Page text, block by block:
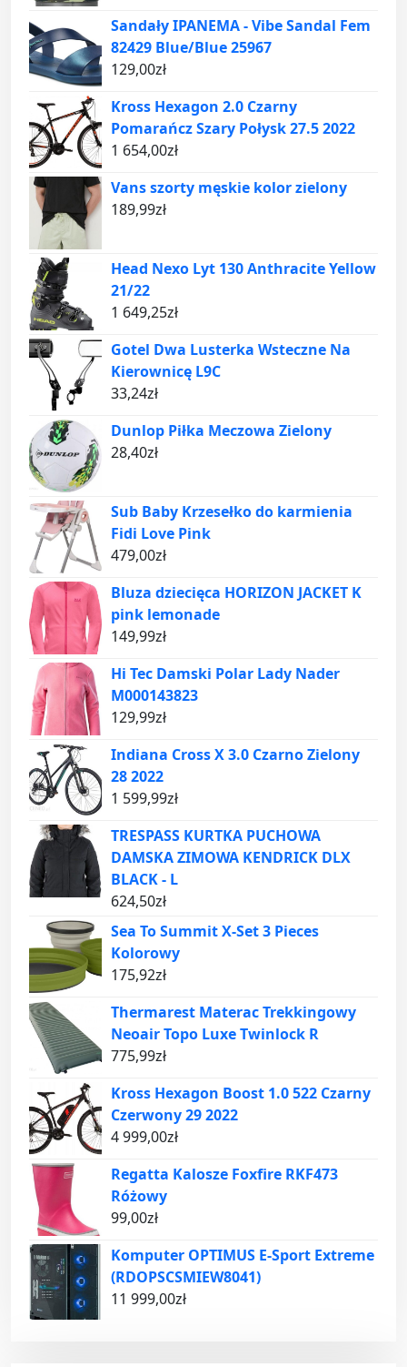
Sandały IPANEMA - Vibe Sandal Fem
82429 Blue/Blue 25967
129,00zł
Kross Hexagon 2.0 Czarny
Pomarańcz Szary Połysk 27.5 2022
1 654,00zł
Vans szorty męskie kolor zielony
189,99zł
Head Nexo Lyt 130 Anthracite Yellow
21/22
1 649,25zł
Gotel Dwa Lusterka Wsteczne Na
Kierownicę L9C
33,24zł
Dunlop Piłka Meczowa Zielony
28,40zł
Sub Baby Krzesełko do karmienia
Fidi Love Pink
479,00zł
Bluza dziecięca HORIZON JACKET K
pink lemonade
149,99zł
Hi Tec Damski Polar Lady Nader
M000143823
129,99zł
Indiana Cross X 3.0 Czarno Zielony
28 2022
1 599,99zł
TRESPASS KURTKA PUCHOWA
DAMSKA ZIMOWA KENDRICK DLX
BLACK - L
624,50zł
Sea To Summit X-Set 3 Pieces
Kolorowy
175,92zł
Thermarest Materac Trekkingowy
Neoair Topo Luxe Twinlock R
775,99zł
Kross Hexagon Boost 1.0 522 Czarny
Czerwony 29 2022
4 999,00zł
Regatta Kalosze Foxfire RKF473
Różowy
99,00zł
Komputer OPTIMUS E-Sport Extreme
(RDOPSCSMIEW8041)
11 999,00zł